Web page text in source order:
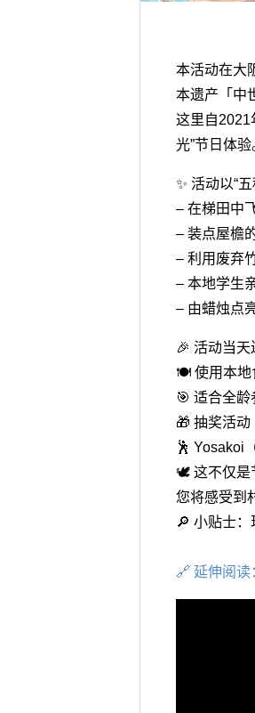
本活动在大
本遗产「中
这里自2021
光”节日体验
✨ 活动以“
– 在梯田中
– 装点屋檐
– 利用废弃
– 本地学生
– 由蜡烛点
🎉 活动当天
🍽️ 使用本地
🎯 适合全
🎁 抽奖活动
🕺 Yosakoi
🕊️ 这不仅是
您将感受到
🔎 小贴士：
🔗 延伸阅